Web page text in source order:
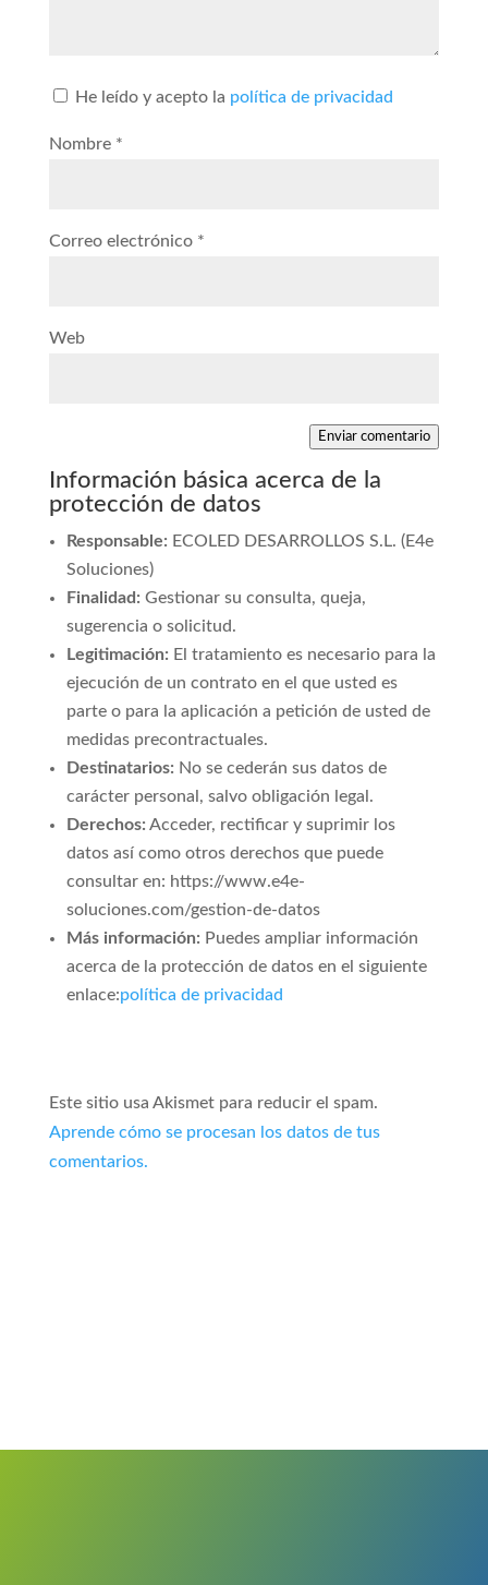
He leído y acepto la política de privacidad
Nombre *
Correo electrónico *
Web
Enviar comentario
Información básica acerca de la
protección de datos
Responsable: ECOLED DESARROLLOS S.L. (E4e
Soluciones)
Finalidad: Gestionar su consulta, queja,
sugerencia o solicitud.
Legitimación: El tratamiento es necesario para la
ejecución de un contrato en el que usted es
parte o para la aplicación a petición de usted de
medidas precontractuales.
Destinatarios: No se cederán sus datos de
carácter personal, salvo obligación legal.
Derechos: Acceder, rectificar y suprimir los
datos así como otros derechos que puede
consultar en: https://www.e4e-
soluciones.com/gestion-de-datos
Más información: Puedes ampliar información
acerca de la protección de datos en el siguiente
enlace:política de privacidad
Este sitio usa Akismet para reducir el spam.
Aprende cómo se procesan los datos de tus
comentarios.